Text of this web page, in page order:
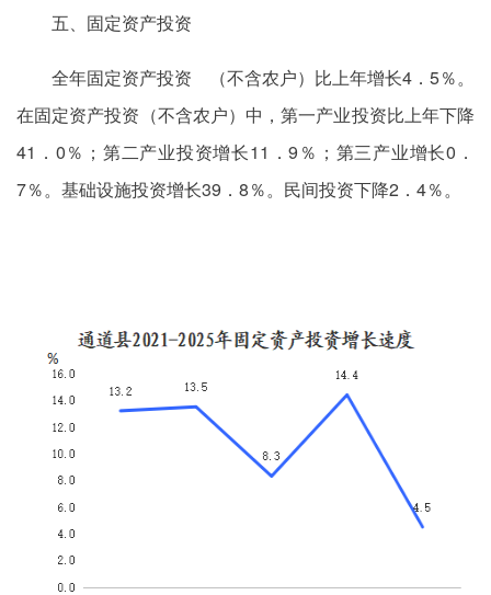
五、固定资产投资
全年固定资产投资 （不含农户）比上年增长4．5％。
在固定资产投资（不含农户）中，第一产业投资比上年下降
41．0％；第二产业投资增长11．9％；第三产业增长0．
7％。基础设施投资增长39．8％。民间投资下降2．4％。